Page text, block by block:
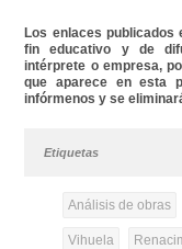
Los enlaces publicados
fin educativo y de
intérprete o empresa,
que aparece en esta
infórmenos y se
Etiquetas
Análisis de obras
Vihuela